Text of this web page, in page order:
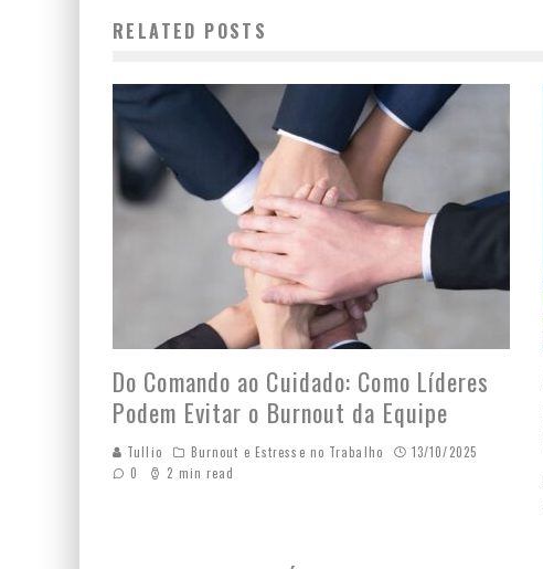
RELATED POSTS
Do Comando ao Cuidado: Como Líderes
Podem Evitar o Burnout da Equipe
Tullio Burnout e Estresse no Trabalho
13/10/2025
0
2 min read